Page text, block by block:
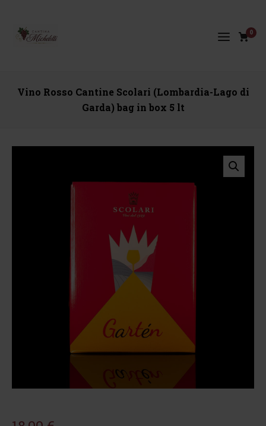
0
Vino Rosso Cantine Scolari (Lombardia-Lago di
Garda) bag in box 5 lt